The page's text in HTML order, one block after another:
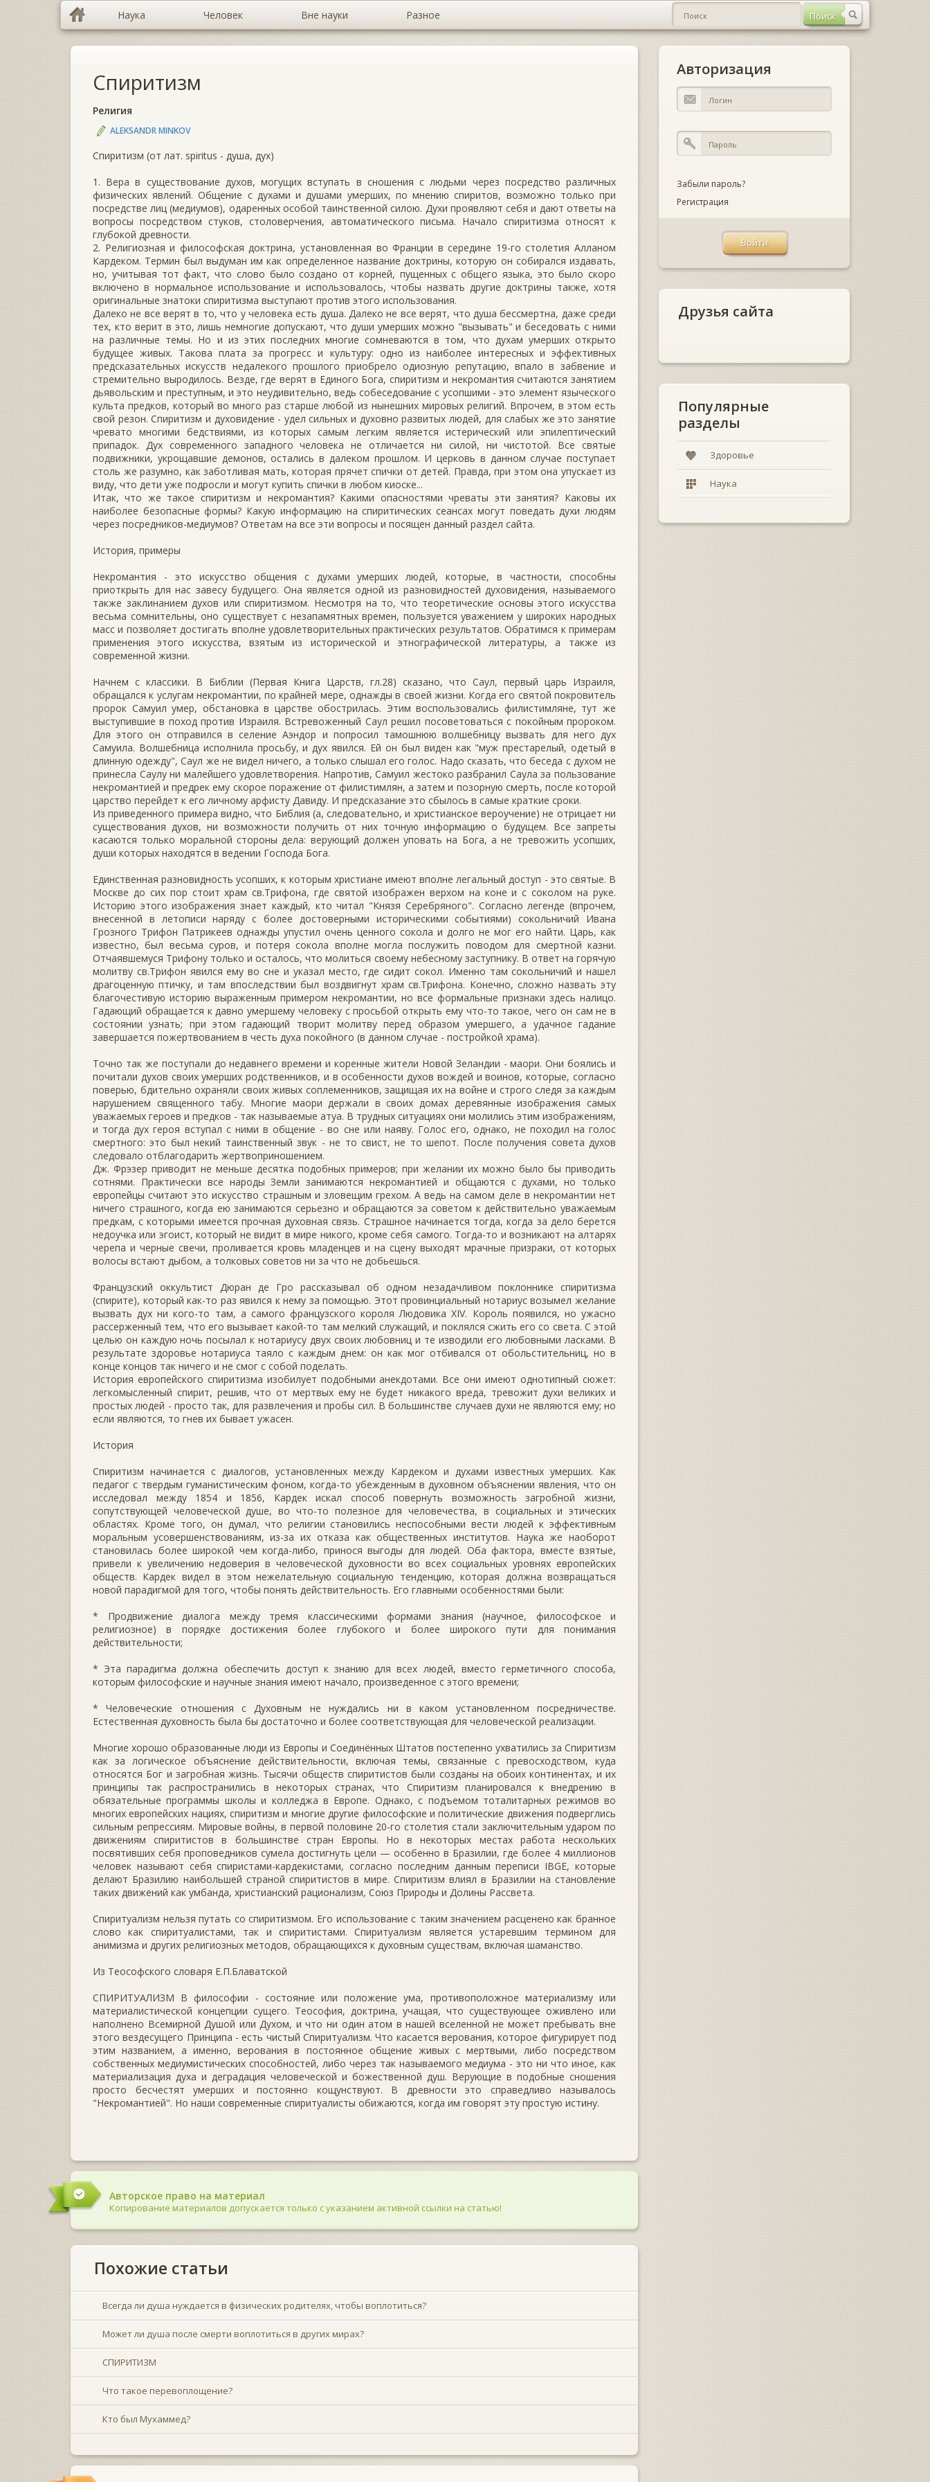
Наука Человек Вне науки Разное
Спиритизм
Религия
ALEKSANDR MINKOV
Спиритизм (от лат. spiritus - душа, дух)
1. Вера в существование духов, могущих вступать в сношения с людьми через посредство различных
физических явлений. Общение с духами и душами умерших, по мнению спиритов, возможно только при
посредстве лиц (медиумов), одаренных особой таинственной силою. Духи проявляют себя и дают ответы на
вопросы посредством стуков, столоверчения, автоматического письма. Начало спиритизма относят к
глубокой древности.
2. Религиозная и философская доктрина, установленная во Франции в середине 19-го столетия Алланом
Кардеком. Термин был выдуман им как определенное название доктрины, которую он собирался издавать,
но, учитывая тот факт, что слово было создано от корней, пущенных с общего языка, это было скоро
включено в нормальное использование и использовалось, чтобы назвать другие доктрины также, хотя
оригинальные знатоки спиритизма выступают против этого использования.
Далеко не все верят в то, что у человека есть душа. Далеко не все верят, что душа бессмертна, даже среди
тех, кто верит в это, лишь немногие допускают, что души умерших можно "вызывать" и беседовать с ними
на различные темы. Но и из этих последних многие сомневаются в том, что духам умерших открыто
будущее живых. Такова плата за прогресс и культуру: одно из наиболее интересных и эффективных
предсказательных искусств недалекого прошлого приобрело одиозную репутацию, впало в забвение и
стремительно выродилось. Везде, где верят в Единого Бога, спиритизм и некромантия считаются занятием
дьявольским и преступным, и это неудивительно, ведь собеседование с усопшими - это элемент языческого
культа предков, который во много раз старше любой из нынешних мировых религий. Впрочем, в этом есть
свой резон. Спиритизм и духовидение - удел сильных и духовно развитых людей, для слабых же это занятие
чревато многими бедствиями, из которых самым легким является истерический или эпилептический
припадок. Дух современного западного человека не отличается ни силой, ни чистотой. Все святые
подвижники, укрощавшие демонов, остались в далеком прошлом. И церковь в данном случае поступает
столь же разумно, как заботливая мать, которая прячет спички от детей. Правда, при этом она упускает из
виду, что дети уже подросли и могут купить спички в любом киоске...
Итак, что же такое спиритизм и некромантия? Какими опасностями чреваты эти занятия? Каковы их
наиболее безопасные формы? Какую информацию на спиритических сеансах могут поведать духи людям
через посредников-медиумов? Ответам на все эти вопросы и посящен данный раздел сайта.
История, примеры
Некромантия - это искусство общения с духами умерших людей, которые, в частности, способны
приоткрыть для нас завесу будущего. Она является одной из разновидностей духовидения, называемого
также заклинанием духов или спиритизмом. Несмотря на то, что теоретические основы этого искусства
весьма сомнительны, оно существует с незапамятных времен, пользуется уважением у широких народных
масс и позволяет достигать вполне удовлетворительных практических результатов. Обратимся к примерам
применения этого искусства, взятым из исторической и этнографической литературы, а также из
современной жизни.
Начнем с классики. В Библии (Первая Книга Царств, гл.28) сказано, что Саул, первый царь Израиля,
обращался к услугам некромантии, по крайней мере, однажды в своей жизни. Когда его святой покровитель
пророк Самуил умер, обстановка в царстве обострилась. Этим воспользовались филистимляне, тут же
выступившие в поход против Израиля. Встревоженный Саул решил посоветоваться с покойным пророком.
Для этого он отправился в селение Аэндор и попросил тамошнюю волшебницу вызвать для него дух
Самуила. Волшебница исполнила просьбу, и дух явился. Ей он был виден как "муж престарелый, одетый в
длинную одежду", Саул же не видел ничего, а только слышал его голос. Надо сказать, что беседа с духом не
принесла Саулу ни малейшего удовлетворения. Напротив, Самуил жестоко разбранил Саула за пользование
некромантией и предрек ему скорое поражение от филистимлян, а затем и позорную смерть, после которой
царство перейдет к его личному арфисту Давиду. И предсказание это сбылось в самые краткие сроки.
Из приведенного примера видно, что Библия (а, следовательно, и христианское вероучение) не отрицает ни
существования духов, ни возможности получить от них точную информацию о будущем. Все запреты
касаются только моральной стороны дела: верующий должен уповать на Бога, а не тревожить усопших,
души которых находятся в ведении Господа Бога.
Единственная разновидность усопших, к которым христиане имеют вполне легальный доступ - это святые. В
Москве до сих пор стоит храм св.Трифона, где святой изображен верхом на коне и с соколом на руке.
Историю этого изображения знает каждый, кто читал "Князя Серебряного". Согласно легенде (впрочем,
внесенной в летописи наряду с более достоверными историческими событиями) сокольничий Ивана
Грозного Трифон Патрикеев однажды упустил очень ценного сокола и долго не мог его найти. Царь, как
известно, был весьма суров, и потеря сокола вполне могла послужить поводом для смертной казни.
Отчаявшемуся Трифону только и осталось, что молиться своему небесному заступнику. В ответ на горячую
молитву св.Трифон явился ему во сне и указал место, где сидит сокол. Именно там сокольничий и нашел
драгоценную птичку, и там впоследствии был воздвигнут храм св.Трифона. Конечно, сложно назвать эту
благочестивую историю выраженным примером некромантии, но все формальные признаки здесь налицо.
Гадающий обращается к давно умершему человеку с просьбой открыть ему что-то такое, чего он сам не в
состоянии узнать; при этом гадающий творит молитву перед образом умершего, а удачное гадание
завершается пожертвованием в честь духа покойного (в данном случае - постройкой храма).
Точно так же поступали до недавнего времени и коренные жители Новой Зеландии - маори. Они боялись и
почитали духов своих умерших родственников, и в особенности духов вождей и воинов, которые, согласно
поверью, бдительно охраняли своих живых соплеменников, защищая их на войне и строго следя за каждым
нарушением священного табу. Многие маори держали в своих домах деревянные изображения самых
уважаемых героев и предков - так называемые атуа. В трудных ситуациях они молились этим изображениям,
и тогда дух героя вступал с ними в общение - во сне или наяву. Голос его, однако, не походил на голос
смертного: это был некий таинственный звук - не то свист, не то шепот. После получения совета духов
следовало отблагодарить жертвоприношением.
Дж. Фрэзер приводит не меньше десятка подобных примеров; при желании их можно было бы приводить
сотнями. Практически все народы Земли занимаются некромантией и общаются с духами, но только
европейцы считают это искусство страшным и зловещим грехом. А ведь на самом деле в некромантии нет
ничего страшного, когда ею занимаются серьезно и обращаются за советом к действительно уважаемым
предкам, с которыми имеется прочная духовная связь. Страшное начинается тогда, когда за дело берется
недоучка или эгоист, который не видит в мире никого, кроме себя самого. Тогда-то и возникают на алтарях
черепа и черные свечи, проливается кровь младенцев и на сцену выходят мрачные призраки, от которых
волосы встают дыбом, а толковых советов ни за что не добьешься.
Французский оккультист Дюран де Гро рассказывал об одном незадачливом поклоннике спиритизма
(спирите), который как-то раз явился к нему за помощью. Этот провинциальный нотариус возымел желание
вызвать дух ни кого-то там, а самого французского короля Людовика XIV. Король появился, но ужасно
рассерженный тем, что его вызывает какой-то там мелкий служащий, и поклялся сжить его со света. С этой
целью он каждую ночь посылал к нотариусу двух своих любовниц и те изводили его любовными ласками. В
результате здоровье нотариуса таяло с каждым днем: он как мог отбивался от обольстительниц, но в
конце концов так ничего и не смог с собой поделать.
История европейского спиритизма изобилует подобными анекдотами. Все они имеют однотипный сюжет:
легкомысленный спирит, решив, что от мертвых ему не будет никакого вреда, тревожит духи великих и
простых людей - просто так, для развлечения и пробы сил. В большинстве случаев духи не являются ему; но
если являются, то гнев их бывает ужасен.
История
Спиритизм начинается с диалогов, установленных между Кардеком и духами известных умерших. Как
педагог с твердым гуманистическим фоном, когда-то убежденным в духовном объяснении явления, что он
исследовал между 1854 и 1856, Кардек искал способ повернуть возможность загробной жизни,
сопутствующей человеческой душе, во что-то полезное для человечества, в социальных и этических
областях. Кроме того, он думал, что религии становились неспособными вести людей к эффективным
моральным усовершенствованиям, из-за их отказа как общественных институтов. Наука же наоборот
становилась более широкой чем когда-либо, принося выгоды для людей. Оба фактора, вместе взятые,
привели к увеличению недоверия в человеческой духовности во всех социальных уровнях европейских
обществ. Кардек видел в этом нежелательную социальную тенденцию, которая должна возвращаться
новой парадигмой для того, чтобы понять действительность. Его главными особенностями были:
* Продвижение диалога между тремя классическими формами знания (научное, философское и
религиозное) в порядке достижения более глубокого и более широкого пути для понимания
действительности;
* Эта парадигма должна обеспечить доступ к знанию для всех людей, вместо герметичного способа,
которым философские и научные знания имеют начало, произведенное с этого времени;
* Человеческие отношения с Духовным не нуждались ни в каком установленном посредничестве.
Естественная духовность была бы достаточно и более соответствующая для человеческой реализации.
Многие хорошо образованные люди из Европы и Соединённых Штатов постепенно ухватились за Спиритизм
как за логическое объяснение действительности, включая темы, связанные с превосходством, куда
относятся Бог и загробная жизнь. Тысячи обществ спиритистов были созданы на обоих континентах, и их
принципы так распространились в некоторых странах, что Спиритизм планировался к внедрению в
обязательные программы школы и колледжа в Европе. Однако, с подъемом тоталитарных режимов во
многих европейских нациях, спиритизм и многие другие философские и политические движения подверглись
сильным репрессиям. Мировые войны, в первой половине 20-го столетия стали заключительным ударом по
движениям спиритистов в большинстве стран Европы. Но в некоторых местах работа нескольких
посвятивших себя проповедников сумела достигнуть цели — особенно в Бразилии, где более 4 миллионов
человек называют себя спиристами-кардекистами, согласно последним данным переписи IBGE, которые
делают Бразилию наибольшей страной спиритистов в мире. Спиритизм влиял в Бразилии на становление
таких движений как умбанда, христианский рационализм, Союз Природы и Долины Рассвета.
Спиритуализм нельзя путать со спиритизмом. Его использование с таким значением расценено как бранное
слово как спиритуалистами, так и спиритистами. Спиритуализм является устаревшим термином для
анимизма и других религиозных методов, обращающихся к духовным существам, включая шаманство.
Из Теософского словаря Е.П.Блаватской
СПИРИТУАЛИЗМ В философии - состояние или положение ума, противоположное материализму или
материалистической концепции сущего. Теософия, доктрина, учащая, что существующее оживлено или
наполнено Всемирной Душой или Духом, и что ни один атом в нашей вселенной не может пребывать вне
этого вездесущего Принципа - есть чистый Спиритуализм. Что касается верования, которое фигурирует под
этим названием, а именно, верования в постоянное общение живых с мертвыми, либо посредством
собственных медиумистических способностей, либо через так называемого медиума - это ни что иное, как
материализация духа и деградация человеческой и божественной душ. Верующие в подобные сношения
просто бесчестят умерших и постоянно кощунствуют. В древности это справедливо называлось
"Некромантией". Но наши современные спиритуалисты обижаются, когда им говорят эту простую истину.
Авторское право на материал
Копирование материалов допускается только с указанием активной ссылки на статью!
Похожие статьи
Всегда ли душа нуждается в физических родителях, чтобы воплотиться?
Может ли душа после смерти воплотиться в других мирах?
СПИРИТИЗМ
Что такое перевоплощение?
Кто был Мухаммед?
Авторизация
Забыли пароль?
Регистрация
Друзья сайта
Популярные
разделы
Здоровье
Наука